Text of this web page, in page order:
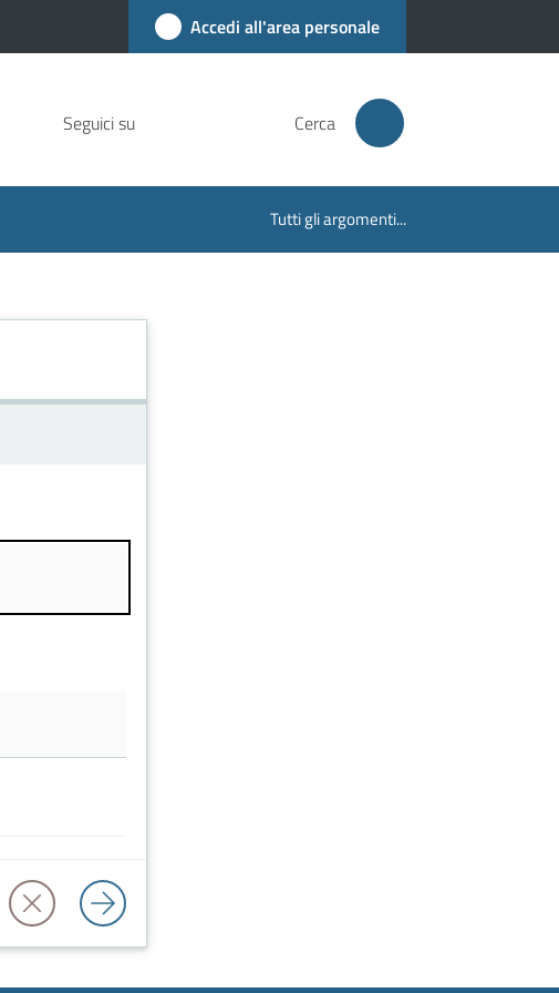
Accedi all'area personale
Seguici su Cerca
Tutti gli argomenti...